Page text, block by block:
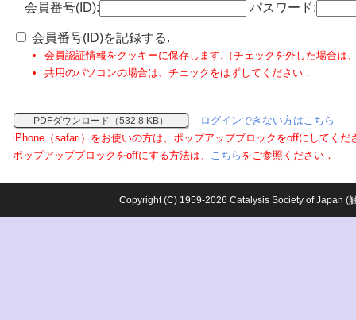
会員番号(ID): パスワード:
会員番号(ID)を記録する.
会員認証情報をクッキーに保存します.（チェックを外した場合は
共用のパソコンの場合は、チェックをはずしてください．
PDFダウンロード（532.8 KB）
ログインできない方はこちら
iPhone（safari）をお使いの方は、ポップアップブロックをoffにしてくだ
ポップアップブロックをoffにする方法は、 こちら をご参照ください．
Copyright (C) 1959-2026 Catalysis Society of Japan (